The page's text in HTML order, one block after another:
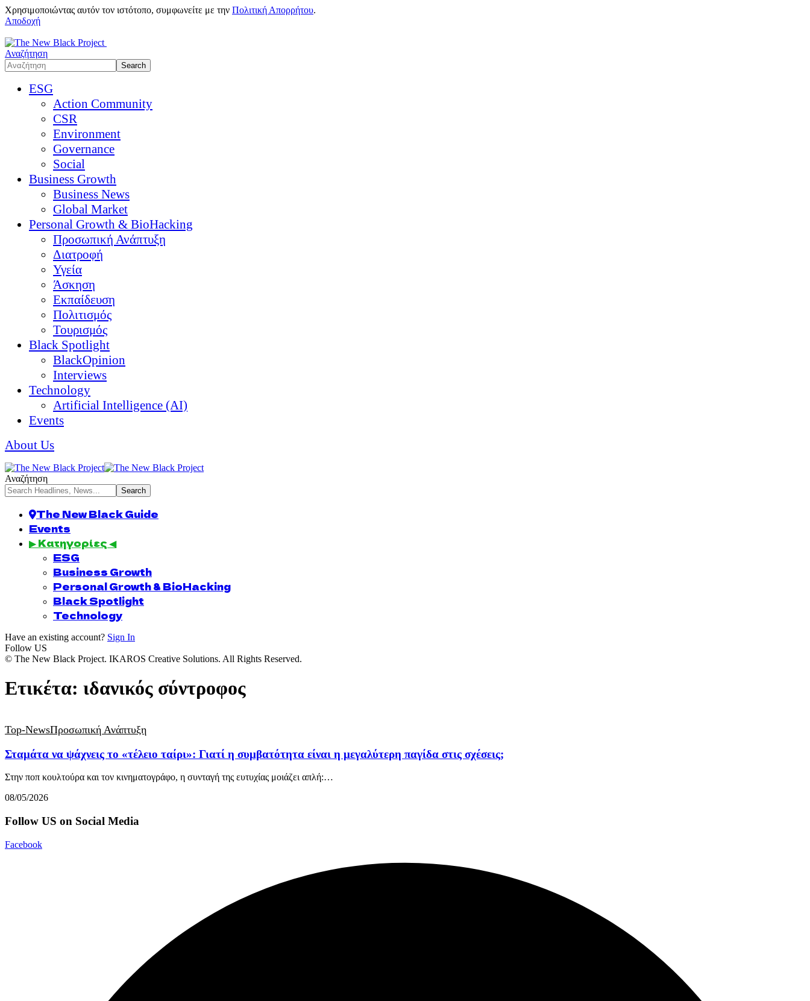
Χρησιμοποιώντας αυτόν τον ιστότοπο, συμφωνείτε με την Πολιτική Απορρήτου.
Αποδοχή
Αναζήτηση
ESG
Action Community
CSR
Environment
Governance
Social
Business Growth
Business News
Global Market
Personal Growth & BioHacking
Προσωπική Ανάπτυξη
Διατροφή
Υγεία
Άσκηση
Εκπαίδευση
Πολιτισμός
Τουρισμός
Black Spotlight
BlackOpinion
Interviews
Technology
Artificial Intelligence (AI)
Events
About Us
Αναζήτηση
The New Black Guide
Events
▶ Κατηγορίες ◀
ESG
Business Growth
Personal Growth & BioHacking
Black Spotlight
Technology
Have an existing account? Sign In
Follow US
© The New Black Project. IKAROS Creative Solutions. All Rights Reserved.
Ετικέτα: ιδανικός σύντροφος
Top-NewsΠροσωπική Ανάπτυξη
Σταμάτα να ψάχνεις το «τέλειο ταίρι»: Γιατί η συμβατότητα είναι η μεγαλύτερη παγίδα στις σχέσεις;
Στην ποπ κουλτούρα και τον κινηματογράφο, η συνταγή της ευτυχίας μοιάζει απλή:…
08/05/2026
Follow US on Social Media
Facebook